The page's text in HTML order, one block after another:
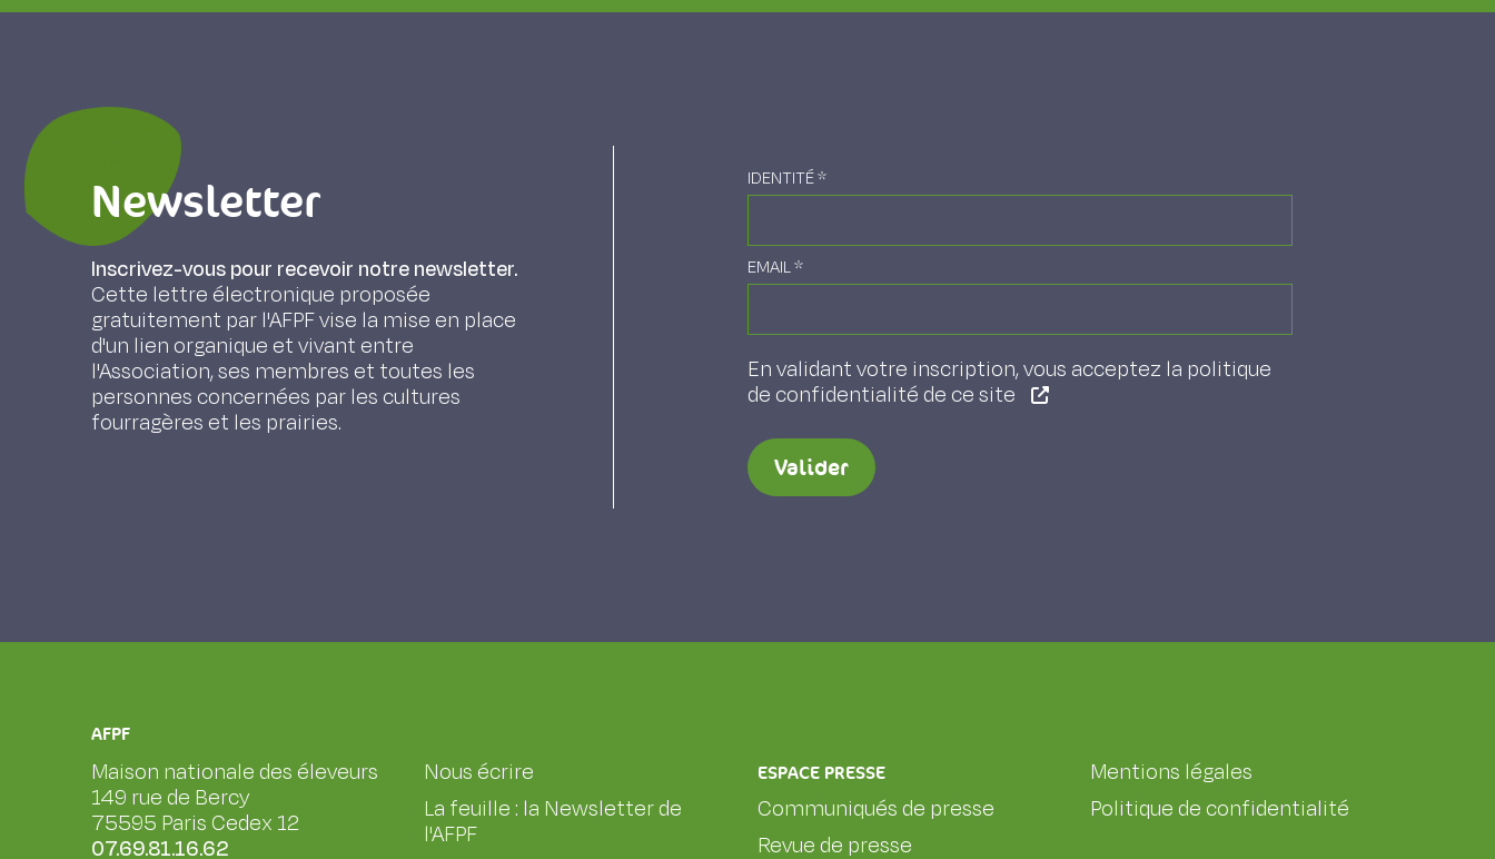
Newsletter
Inscrivez-vous pour recevoir notre newsletter.
Cette lettre électronique proposée
gratuitement par l'AFPF vise la mise en place
d'un lien organique et vivant entre
l'Association, ses membres et toutes les
personnes concernées par les cultures
fourragères et les prairies.
IDENTITÉ*
EMAIL*
En validant votre inscription, vous acceptez la politique
de confidentialité de ce site
Valider
AFPF
Maison nationale des éleveurs
149 rue de Bercy
75595 Paris Cedex 12
07.69.81.16.62
Nous écrire
La feuille : la Newsletter de
l'AFPF
ESPACE PRESSE
Communiqués de presse
Revue de presse
Mentions légales
Politique de confidentialité